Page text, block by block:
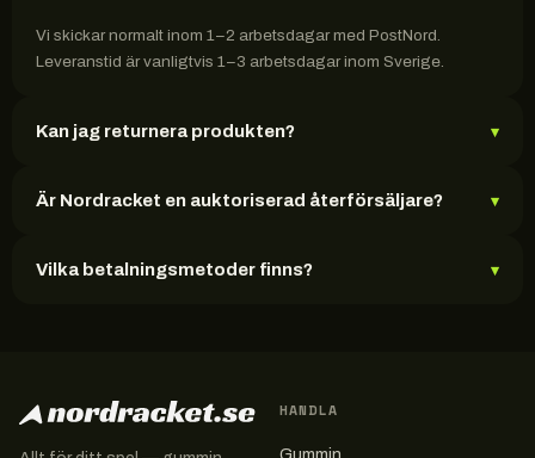
Vi skickar normalt inom 1–2 arbetsdagar med PostNord.
Leveranstid är vanligtvis 1–3 arbetsdagar inom Sverige.
Kan jag returnera produkten? ▾
Är Nordracket en auktoriserad återförsäljare? ▾
Vilka betalningsmetoder finns? ▾
HANDLA